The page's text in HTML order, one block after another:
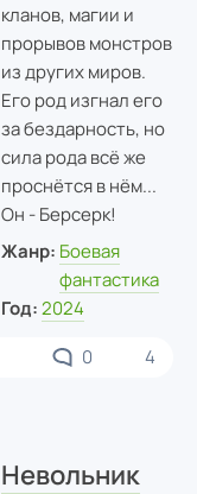
кланов, магии и
прорывов монстров
из других миров.
Его род изгнал его
за бездарность, но
сила рода всё же
проснётся в нём...
Он - Берсерк!
Жанр: Боевая
фантастика
Год: 2024
0 4
Невольник